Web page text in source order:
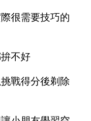
很需要技巧的
不好
戰得分後剃除